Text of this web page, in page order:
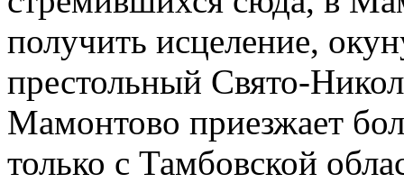
получить исцеление,
престольный Свято-
Мамонтово приезжает
только с Тамбовской